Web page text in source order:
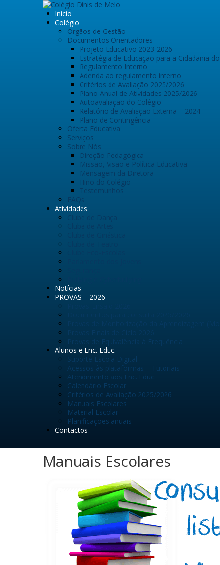
Início
Colégio
Orgãos de Gestão
Documentos Orientadores
Projeto Educativo 2023-2026
Estratégia de Educação para a Cidadania
Regulamento Interno
Adenda ao regulamento interno
Critérios de Avaliação 2025/2026
Plano Anual de Atividades 2025/2026
Autoavaliação do Colégio
Relatório de Avaliação Externa – 2024
Plano de Contingência
Oferta Educativa
Serviços
Sobre Nós
Direção Pedagógica
Missão, Visão e Política Educativa
Mensagem da Diretora
Hino do Colégio
Testemunhos
FAQs
Atividades
Notícias
PROVAS – 2026
Provas de Equivalência à Frequência
Alunos e Enc. Educ.
Suporte Escola Digital
Acessos às plataformas – Tutoriais
Atendimento aos Enc. Educ.
Calendário Escolar
Critérios de Avaliação 2025/2026
Manuais Escolares
Material Escolar
Planificações anuais
Contactos
Manuais Escolares